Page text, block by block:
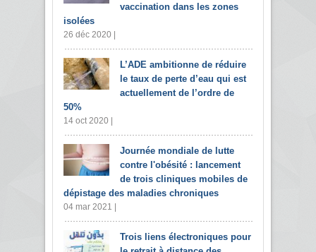
vaccination dans les zones
isolées
26 déc 2020 |
L’ADE ambitionne de réduire
le taux de perte d’eau qui est
actuellement de l’ordre de
50%
14 oct 2020 |
Journée mondiale de lutte
contre l'obésité : lancement
de trois cliniques mobiles de
dépistage des maladies chroniques
04 mar 2021 |
Trois liens électroniques pour